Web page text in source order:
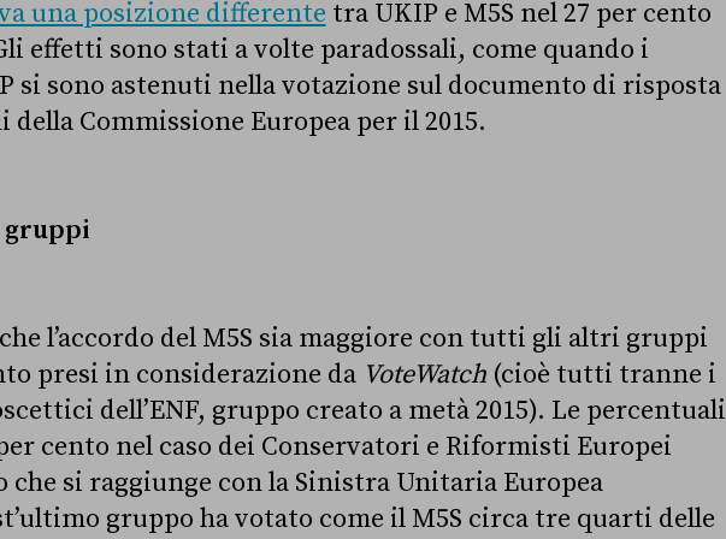
una posizione differente tra UKIP e M5S nel 27 per cento
effetti sono stati a volte paradossali, come quando i
si sono astenuti nella votazione sul documento di risposta
della Commissione Europea per il 2015.
gruppi
l’accordo del M5S sia maggiore con tutti gli altri gruppi
presi in considerazione da VoteWatch(cioè tutti tranne i
dell’ENF, gruppo creato a metà 2015). Le percentuali
cento nel caso dei Conservatori e Riformisti Europei
che si raggiunge con la Sinistra Unitaria Europea
gruppo ha votato come il M5S circa tre quarti delle